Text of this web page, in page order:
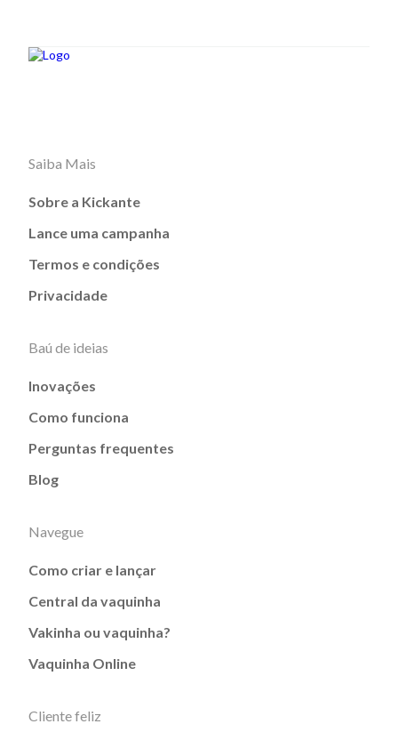
Saiba Mais
Sobre a Kickante
Lance uma campanha
Termos e condições
Privacidade
Baú de ideias
Inovações
Como funciona
Perguntas frequentes
Blog
Navegue
Como criar e lançar
Central da vaquinha
Vakinha ou vaquinha?
Vaquinha Online
Cliente feliz